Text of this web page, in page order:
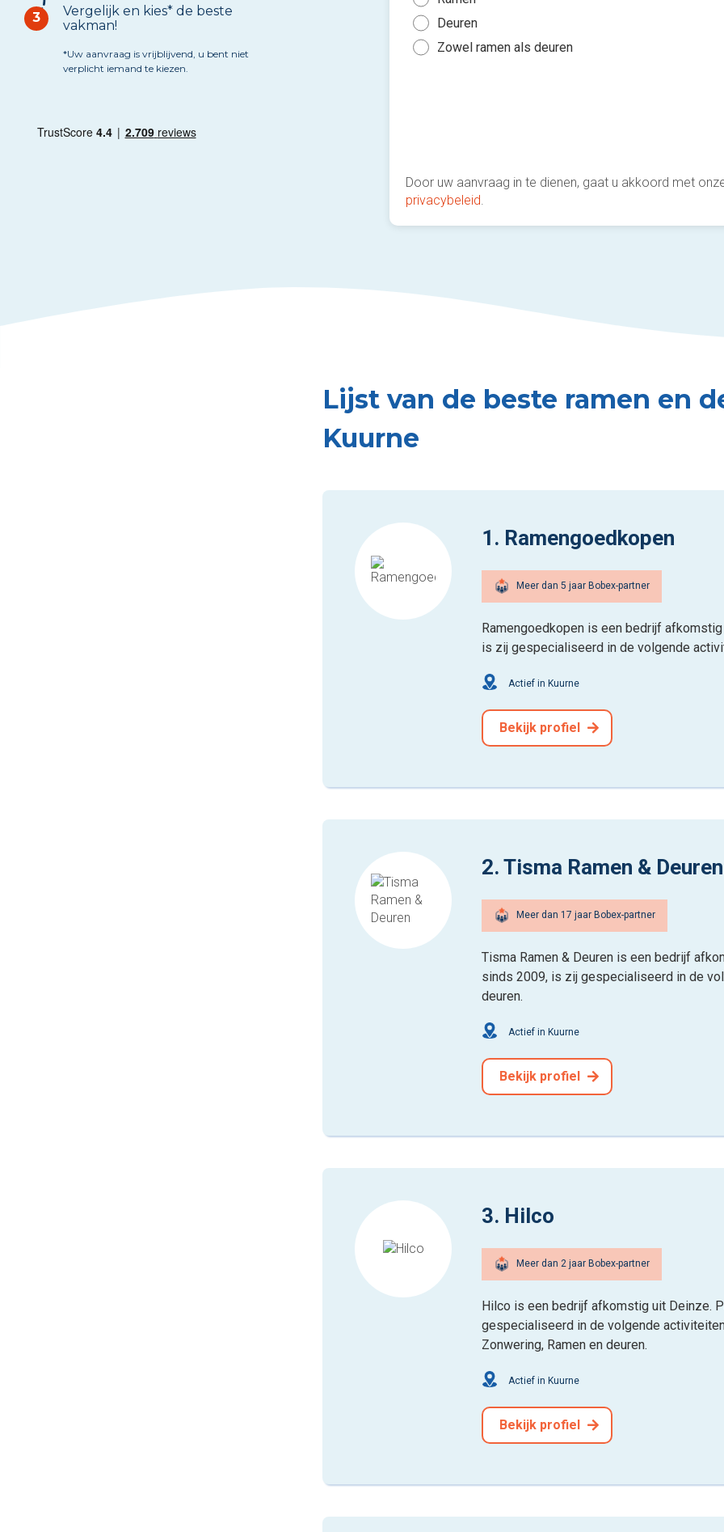
3
Vergelijk en kies* de beste
vakman!
*Uw aanvraag is vrijblijvend, u bent niet
verplicht iemand te kiezen.
Deuren
Zowel ramen als deuren
Door uw aanvraag in te dienen, gaat u akkoord met
privacybeleid.
Lijst van de beste ramen en
Kuurne
1. Ramengoedkopen
Meer dan 5 jaar Bobex-partner
Ramengoedkopen is een bedrijf
is zij gespecialiseerd in de volgende
Actief in Kuurne
Bekijk profiel
2. Tisma Ramen & Deuren
Meer dan 17 jaar Bobex-partner
Tisma Ramen & Deuren is een bedrijf
sinds 2009, is zij gespecialiseerd in de
deuren.
Actief in Kuurne
Bekijk profiel
3. Hilco
Meer dan 2 jaar Bobex-partner
Hilco is een bedrijf afkomstig uit Deinze.
gespecialiseerd in de volgende
Zonwering, Ramen en deuren.
Actief in Kuurne
Bekijk profiel